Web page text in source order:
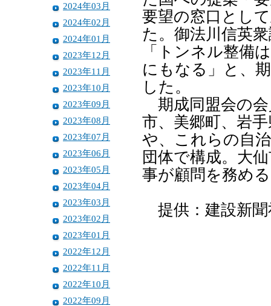
2024年03月
2024年02月
2024年01月
2023年12月
2023年11月
2023年10月
2023年09月
2023年08月
2023年07月
2023年06月
2023年05月
2023年04月
2023年03月
2023年02月
2023年01月
2022年12月
2022年11月
2022年10月
2022年09月
要望の窓口とし
た。御法川信英
「トンネル整備
にもなる」と、
した。
期成同盟会の会
市、美郷町、岩
や、これらの自
団体で構成。大
事が顧問を務め
提供：建設新聞